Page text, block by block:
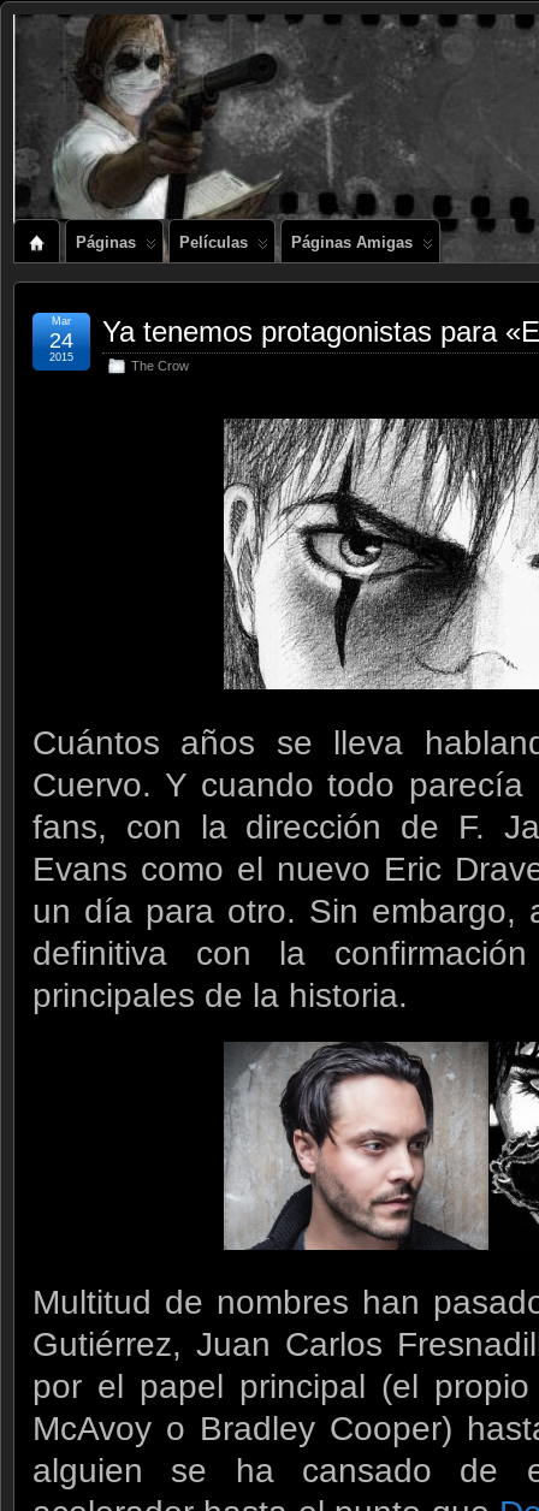
Páginas Películas Páginas Amigas
Ya tenemos protagonistas para
The Crow
Mar
24
2015
Cuántos años se lleva
Cuervo. Y cuando todo
fans, con la dirección de F.
Evans como el nuevo Eric
un día para otro. Sin embargo,
definitiva con la
principales de la historia.
Multitud de nombres han
Gutiérrez, Juan Carlos
por el papel principal (el
McAvoy o Bradley Cooper)
alguien se ha cansado de